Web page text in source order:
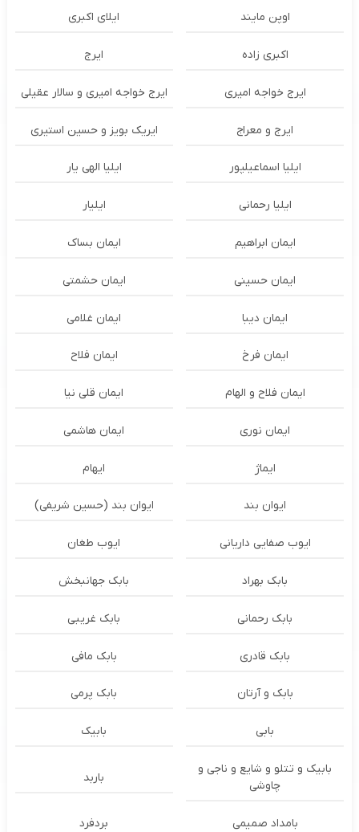
اوپن مایند ايلاى اكبرى
اکبری زاده ایرج
ایرج خواجه امیری ایرج خواجه امیری و سالار عقیلی
ایرج و معراج ایریک بویز و حسین استیری
ایلیا اسماعیلپور ایلیا الهی یار
ایلیا رحمانی ایلیار
ایمان ابراهیم ایمان بساک
ایمان حسینی ایمان حشمتی
ایمان دیبا ایمان غلامی
ایمان فرخ ایمان فلاح
ایمان فلاح و الهام ایمان قلی نیا
ایمان نوری ایمان هاشمی
ایماژ ایهام
ایوان بند ایوان بند (حسین شریفی)
ایوب صفایی داریانی ایوب طغان
بابک بهراد بابک جهانبخش
بابک رحمانی بابک غریبی
بابک قادری بابک مافی
بابک و آرتان بابک پرمی
بابی بابیک
بابیک و تتلو و شایع و ناجی و
چاوشی
باربد
بامداد صمیمی بردفرد